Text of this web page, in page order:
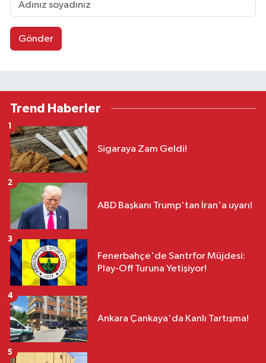
Gönder
Trend Haberler
Sigaraya Zam Geldi!
1
ABD Başkanı Trump'tan İran'a uyarı!
2
Fenerbahçe'de Santrfor Müjdesi:
Play-Off Turuna Yetişiyor!
3
Ankara Çankaya'da Kanlı Tartışma!
4
5